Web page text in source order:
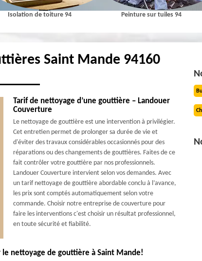
Isolation de toiture 94 Peinture sur tuiles 94
Saint Mande 94160
Tarif de nettoyage d’une gouttière – Landouer
Couverture
Le nettoyage de gouttière est une intervention à privilégier.
Cet entretien permet de prolonger sa durée de vie et
d'éviter des travaux considérables occasionnés pour des
réparations ou des changements de gouttières. Faites de ce
fait contrôler votre gouttière par nos professionnels.
Landouer Couverture intervient selon vos demandes. Avec
un tarif nettoyage de gouttière abordable conclu à l’avance,
les prix sont comptés automatiquement selon votre
commande. Choisir notre entreprise de couverture pour
faire les interventions c'est choisir un résultat professionnel,
en toute sécurité et fiabilité.
nettoyage de gouttière à Saint Mande!